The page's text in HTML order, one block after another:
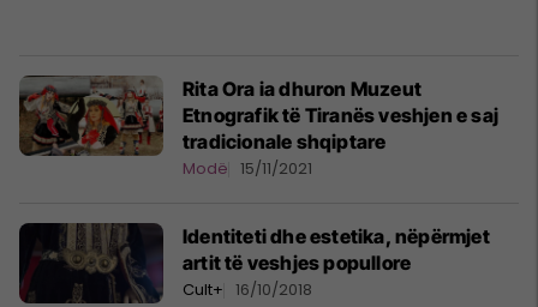
Rita Ora ia dhuron Muzeut
Etnografik të Tiranës veshjen e saj
tradicionale shqiptare
Modë 15/11/2021
Identiteti dhe estetika, nëpërmjet
artit të veshjes popullore
Cult+ 16/10/2018